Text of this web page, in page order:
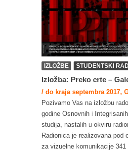
IZLOŽBE STUDENTSKI
Izložba: Preko crte –
/ do kraja septembra 2017,
Pozivamo Vas na izložbu
godine Osnovnih i
studija, nastalih u okviru
Radionica je realizovana pod
za vizuelne komunikacije